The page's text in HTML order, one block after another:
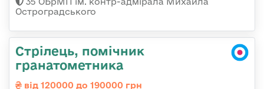
Остроградського
Стрілець, помічник
гранатометника
від 120000 до 190000 грн